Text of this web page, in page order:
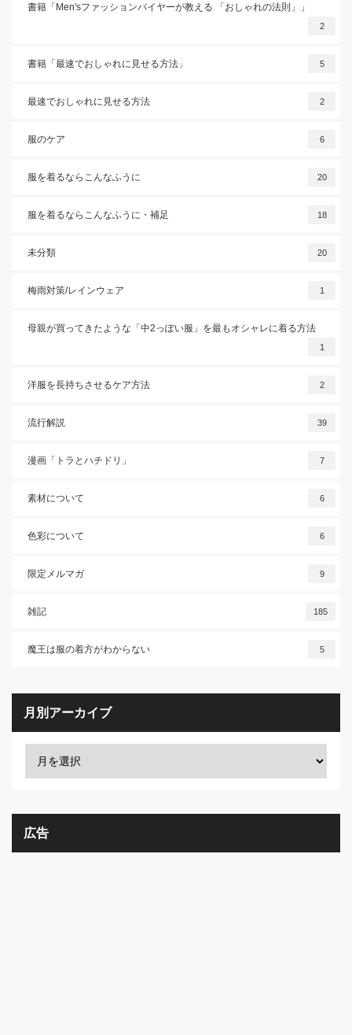
書籍「Men'sファッションバイヤーが教える 「おしゃれの法則」」
2
書籍「最速でおしゃれに見せる方法」 5
最速でおしゃれに見せる方法 2
服のケア 6
服を着るならこんなふうに 20
服を着るならこんなふうに・補足 18
未分類 20
梅雨対策/レインウェア 1
母親が買ってきたような「中2っぽい服」を最もオシャレに着る方法
1
洋服を長持ちさせるケア方法 2
流行解説 39
漫画「トラとハチドリ」 7
素材について 6
色彩について 6
限定メルマガ 9
雑記 185
魔王は服の着方がわからない 5
月別アーカイブ
広告